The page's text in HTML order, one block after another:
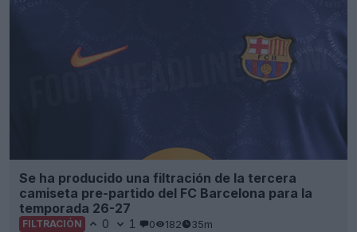
Se ha producido una filtración de la tercera
camiseta pre-partido del FC Barcelona para la
temporada 26-27
FILTRACIÓN 0 1 0 182 35m